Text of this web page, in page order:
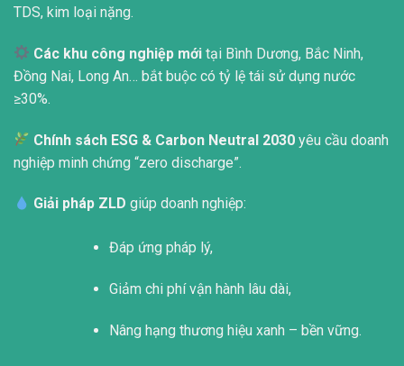
TDS, kim loại nặng.
Các khu công nghiệp mới tại Bình Dương, Bắc Ninh,
Đồng Nai, Long An… bắt buộc có tỷ lệ tái sử dụng nước
≥30%.
Chính sách ESG & Carbon Neutral 2030 yêu cầu doanh
nghiệp minh chứng “zero discharge”.
Giải pháp ZLD giúp doanh nghiệp:
Đáp ứng pháp lý,
Giảm chi phí vận hành lâu dài,
Nâng hạng thương hiệu xanh – bền vững.